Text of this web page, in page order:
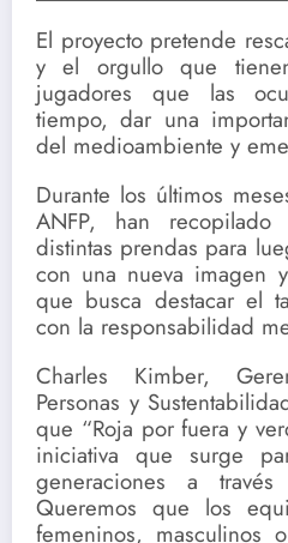
El proyecto pretende
y el orgullo que
jugadores que las
tiempo, dar una
del medioambiente y
Durante los últimos
ANFP, han
distintas prendas para
con una nueva imagen
que busca destacar el
con la responsabilidad
Charles Kimber,
Personas y
que “Roja por fuera y
iniciativa que surge
generaciones a
Queremos que los
femeninos, masculinos